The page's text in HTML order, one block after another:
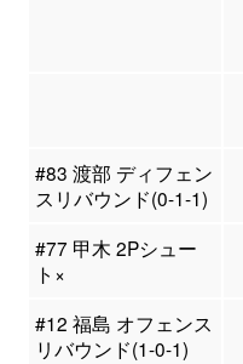
#83 渡部 ディフェン
スリバウンド(0-1-1)
#77 甲木 2Pシュー
ト×
#12 福島 オフェンス
リバウンド(1-0-1)